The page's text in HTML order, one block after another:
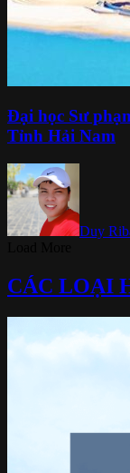
Đại học Sư
Tỉnh Hải Nam
Duy
CÁC LOẠI